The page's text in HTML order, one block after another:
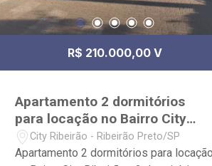
R$ 210.000,00 V
Apartamento 2 dormitórios
para locação no Bairro City
Ribeirão
City Ribeirão - Ribeirão Preto/SP
Apartamento 2 dormitórios para locação